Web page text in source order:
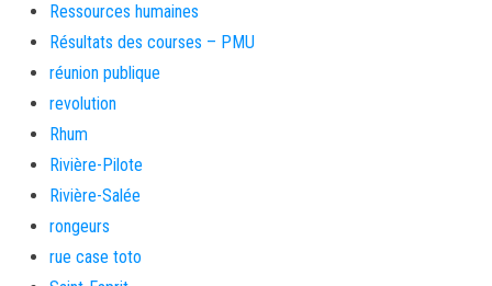
Ressources humaines
Résultats des courses – PMU
réunion publique
revolution
Rhum
Rivière-Pilote
Rivière-Salée
rongeurs
rue case toto